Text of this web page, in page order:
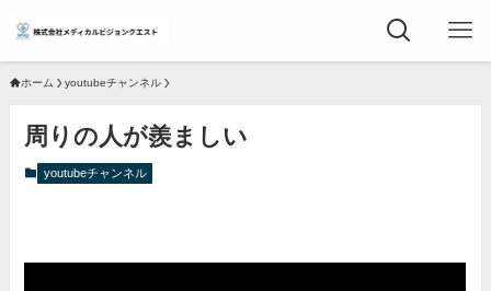
ホーム youtubeチャンネル
周りの人が羨ましい
youtubeチャンネル